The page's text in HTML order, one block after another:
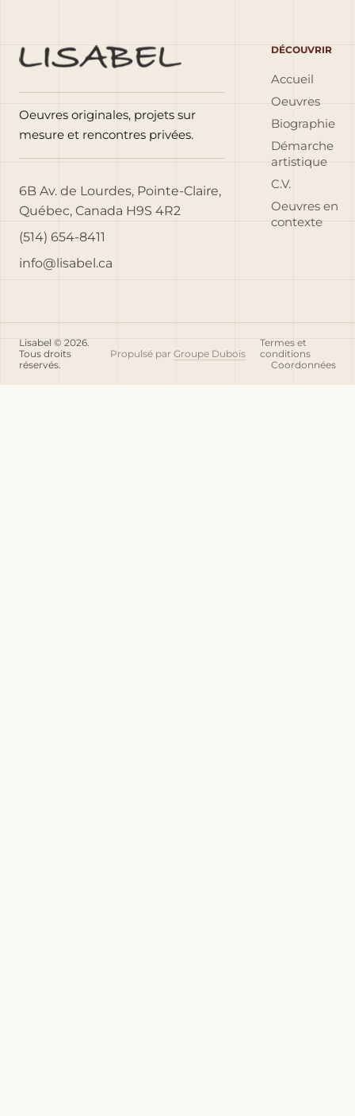
Oeuvres originales, projets sur
mesure et rencontres privées.
6B Av. de Lourdes, Pointe-Claire,
Québec, Canada H9S 4R2
(514) 654-8411
info@lisabel.ca
DÉCOUVRIR
Accueil
Oeuvres
Biographie
Démarche
artistique
C.V.
Oeuvres en
contexte
Lisabel © 2026.
Tous droits
réservés.
Propulsé par Groupe Dubois
Termes et
conditions
Coordonnées